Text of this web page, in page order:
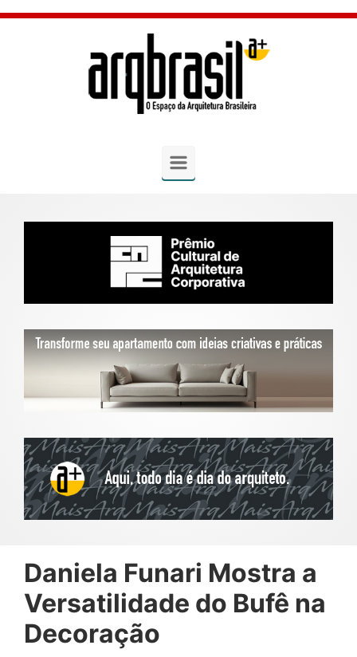
Skip to main content
Daniela Funari Mostra a
Versatilidade do Bufê na
Decoração